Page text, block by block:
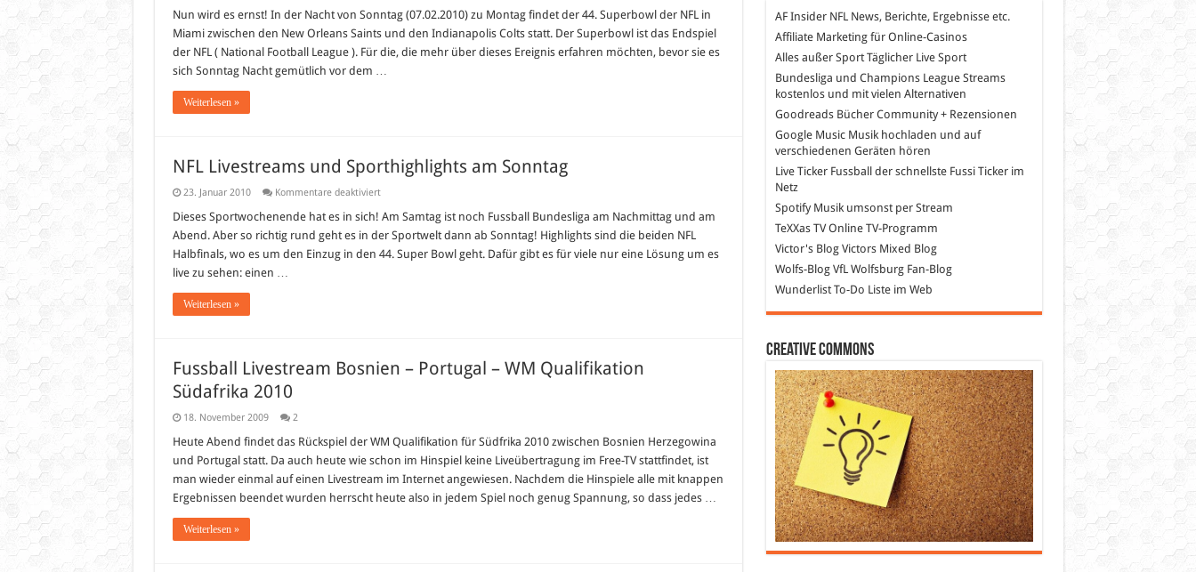
Nun wird es ernst! In der Nacht von Sonntag (07.02.2010) zu Montag findet der 44. Superbowl der NFL in
Miami zwischen den New Orleans Saints und den Indianapolis Colts statt. Der Superbowl ist das Endspiel
der NFL ( National Football League ). Für die, die mehr über dieses Ereignis erfahren möchten, bevor sie es
sich Sonntag Nacht gemütlich vor dem …
Weiterlesen »
NFL Livestreams und Sporthighlights am Sonntag
23. Januar 2010 Kommentare deaktiviertfür
Livestreams
Sporthighlights
am
Sonntag
Dieses Sportwochenende hat es in sich! Am Samtag ist noch Fussball Bundesliga am Nachmittag und am
Abend. Aber so richtig rund geht es in der Sportwelt dann ab Sonntag! Highlights sind die beiden NFL
Halbfinals, wo es um den Einzug in den 44. Super Bowl geht. Dafür gibt es für viele nur eine Lösung um es
live zu sehen: einen …
Weiterlesen »
Fussball Livestream Bosnien – Portugal – WM Qualifikation
Südafrika 2010
18. November 2009 2
Heute Abend findet das Rückspiel der WM Qualifikation für Südfrika 2010 zwischen Bosnien Herzegowina
und Portugal statt. Da auch heute wie schon im Hinspiel keine Liveübertragung im Free-TV stattfindet, ist
man wieder einmal auf einen Livestream im Internet angewiesen. Nachdem die Hinspiele alle mit knappen
Ergebnissen beendet wurden herrscht heute also in jedem Spiel noch genug Spannung, so dass jedes …
Weiterlesen »
AF InsiderNFL News, Berichte, Ergebnisse etc.
Affiliate Marketingfür Online-Casinos
Alles außer SportTäglicher Live Sport
Bundesliga und Champions League Streams
kostenlos und mit vielen Alternativen
GoodreadsBücher Community + Rezensionen
Google MusicMusik hochladen und auf
verschiedenen Geräten hören
Live Ticker Fussball
der schnellste Fussi Ticker im
Netz
SpotifyMusik umsonst per Stream
TeXXas TVOnline TV-Programm
Victor's BlogVictors Mixed Blog
Wolfs-BlogVfL Wolfsburg Fan-Blog
WunderlistTo-Do Liste im Web
Creative Commons